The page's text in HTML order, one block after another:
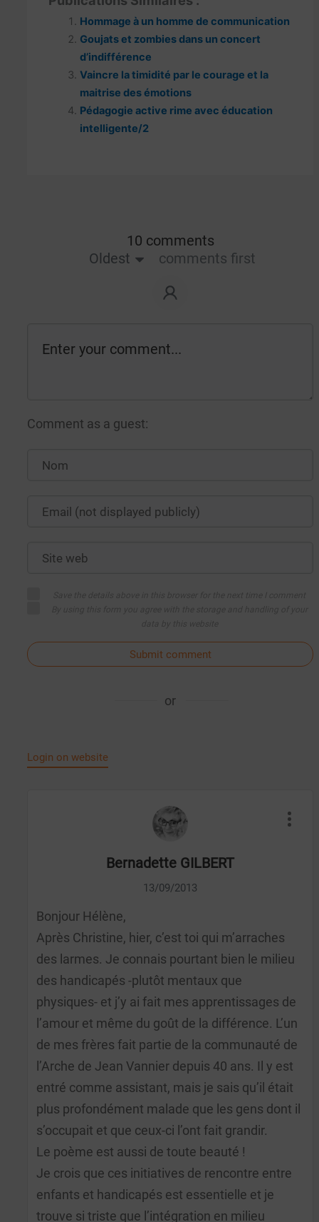
Hommage à un homme de communication
Goujats et zombies dans un concert
d’indifférence
Vaincre la timidité par le courage et la
maitrise des émotions
Pédagogie active rime avec éducation
intelligente/2
10 comments
Oldest
comments first
Comment as a guest:
Submit comment
or
Login on website
Bernadette GILBERT
13/09/2013
Bonjour Hélène,
Après Christine, hier, c’est toi qui m’arraches
des larmes. Je connais pourtant bien le milieu
des handicapés -plutôt mentaux que
physiques- et j’y ai fait mes apprentissages de
l’amour et même du goût de la différence. L’un
de mes frères fait partie de la communauté de
l’Arche de Jean Vannier depuis 40 ans. Il y est
entré comme assistant, mais je sais qu’il était
plus profondément malade que les gens dont il
s’occupait et que ceux-ci l’ont fait grandir.
Le poème est aussi de toute beauté !
Je crois que ces initiatives de rencontre entre
enfants et handicapés est essentielle et je
trouve si triste que l’intégration en milieu